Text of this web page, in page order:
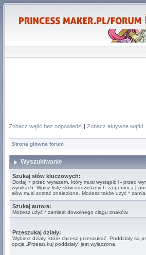
Zobacz wątki bez odpowiedzi | Zobacz aktywne wątki
Strona główna forum
Wyszukiwanie
Szukaj słów kluczowych:
Dodaj + przed wyrazem, który musi wystąpić i - przed
wynikach. Wpisz listę słów oddzielanych za pomocą |
słów musi zostać znalezione. Możesz także użyć *
Szukaj autora:
Możesz użyć * zamiast dowolnego ciągu znaków.
Przeszukaj działy:
Wybierz działy, które chcesz przeszukać. Poddziały są
opcja „Przeszukuj poddziały” jest wyłączona.